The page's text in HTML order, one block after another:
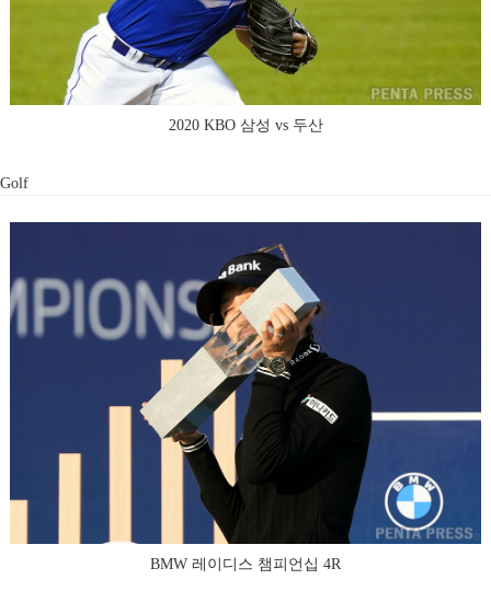
2020 KBO 삼성 vs 두산
Golf
BMW 레이디스 챔피언십 4R